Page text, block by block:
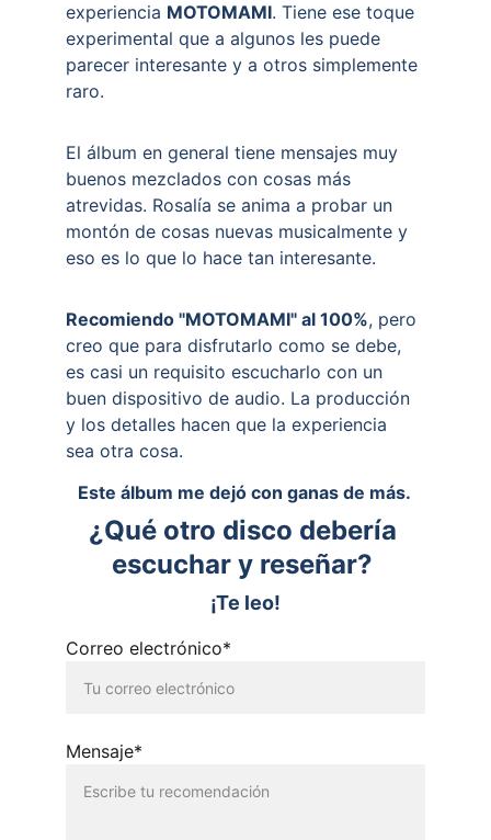
experiencia MOTOMAMI. Tiene ese toque
experimental que a algunos les puede
parecer interesante y a otros simplemente
raro.
El álbum en general tiene mensajes muy
buenos mezclados con cosas más
atrevidas. Rosalía se anima a probar un
montón de cosas nuevas musicalmente y
eso es lo que lo hace tan interesante.
Recomiendo "MOTOMAMI" al 100%, pero
creo que para disfrutarlo como se debe,
es casi un requisito escucharlo con un
buen dispositivo de audio. La producción
y los detalles hacen que la experiencia
sea otra cosa.
Este álbum me dejó con ganas de más.
¿Qué otro disco debería
escuchar y reseñar?
¡Te leo!
Correo electrónico*
Mensaje*